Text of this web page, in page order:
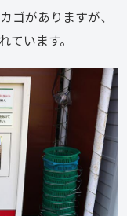
ゴがありますが、
います。